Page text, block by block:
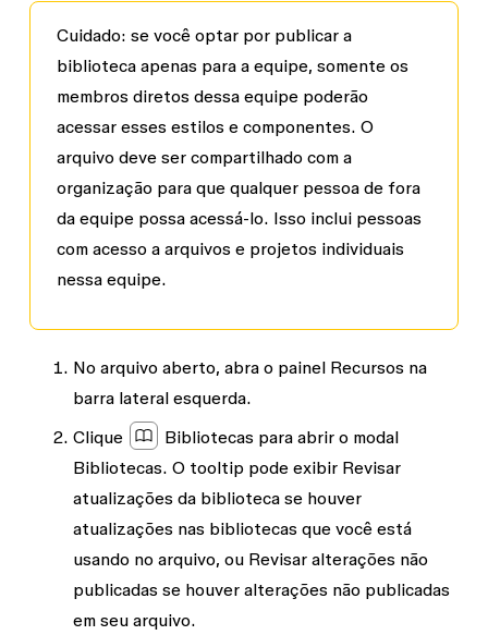
Cuidado: se você optar por publicar a
biblioteca apenas para a equipe, somente os
membros diretos dessa equipe poderão
acessar esses estilos e componentes. O
arquivo deve ser compartilhado com a
organização para que qualquer pessoa de fora
da equipe possa acessá-lo. Isso inclui pessoas
com acesso a arquivos e projetos individuais
nessa equipe.
No arquivo aberto, abra o painel Recursosna
barra lateral esquerda.
Clique
Bibliotecaspara abrir o modal
Bibliotecas. O tooltip pode exibir Revisar
atualizações da bibliotecase houver
atualizações nas bibliotecas que você está
usando no arquivo, ou Revisar alterações não
publicadasse houver alterações não publicadas
em seu arquivo.